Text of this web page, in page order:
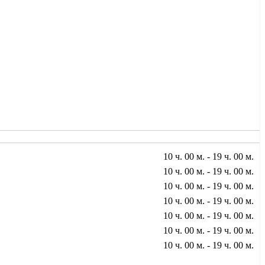
10 ч. 00 м. - 19 ч. 00 м.
10 ч. 00 м. - 19 ч. 00 м.
10 ч. 00 м. - 19 ч. 00 м.
10 ч. 00 м. - 19 ч. 00 м.
10 ч. 00 м. - 19 ч. 00 м.
10 ч. 00 м. - 19 ч. 00 м.
10 ч. 00 м. - 19 ч. 00 м.